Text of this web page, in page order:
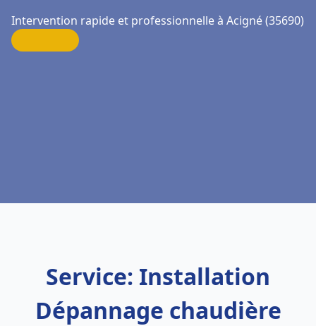
Intervention rapide et professionnelle à Acigné (35690)
Service: Installation
Dépannage chaudière